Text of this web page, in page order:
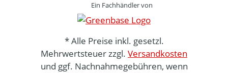
Ein Fachhändler von
* Alle Preise inkl. gesetzl.
Mehrwertsteuer zzgl. Versandkosten
und ggf. Nachnahmegebühren, wenn